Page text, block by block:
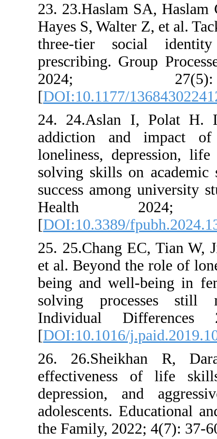
23.
Hayes S,
three-
[
24.
addiction
solving
success
[
25.
et al.
being and
solving
[
26.
the